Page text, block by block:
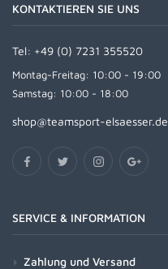
KONTAKTIEREN SIE UNS
Tel: +49 (0) 7231 355520
Montag-Freitag: 10:00 - 19:00
Samstag: 10:00 - 18:00
shop@teamsport-elsaesser.de
SERVICE & INFORMATION
Zahlung und Versand